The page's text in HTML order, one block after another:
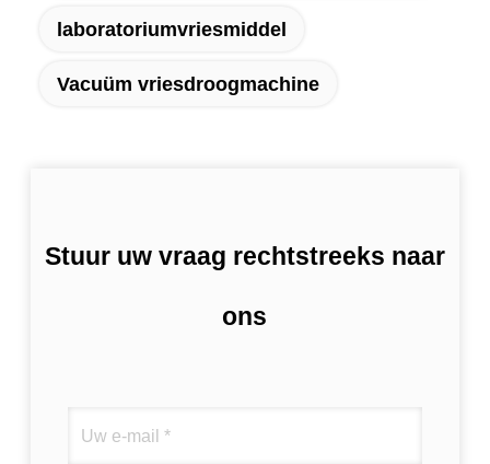
laboratoriumvriesmiddel
Vacuüm vriesdroogmachine
Stuur uw vraag rechtstreeks naar
ons